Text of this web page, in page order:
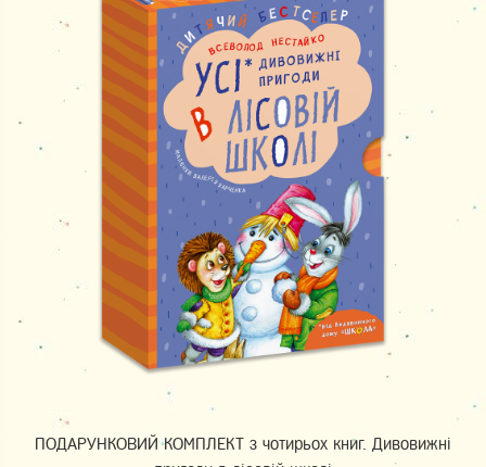
ПОДАРУНКОВИЙ КОМПЛЕКТ з чотирьох книг. Дивовижні